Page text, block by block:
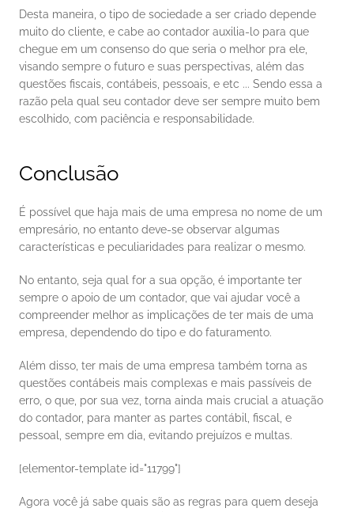
Desta maneira, o tipo de sociedade a ser criado depende
muito do cliente, e cabe ao contador auxilia-lo para que
chegue em um consenso do que seria o melhor pra ele,
visando sempre o futuro e suas perspectivas, além das
questões fiscais, contábeis, pessoais, e etc ... Sendo essa a
razão pela qual seu contador deve ser sempre muito bem
escolhido, com paciência e responsabilidade.
Conclusão
É possível que haja mais de uma empresa no nome de um
empresário, no entanto deve-se observar algumas
características e peculiaridades para realizar o mesmo.
No entanto, seja qual for a sua opção, é importante ter
sempre o apoio de um contador, que vai ajudar você a
compreender melhor as implicações de ter mais de uma
empresa, dependendo do tipo e do faturamento.
Além disso, ter mais de uma empresa também torna as
questões contábeis mais complexas e mais passíveis de
erro, o que, por sua vez, torna ainda mais crucial a atuação
do contador, para manter as partes contábil, fiscal, e
pessoal, sempre em dia, evitando prejuízos e multas.
[elementor-template id="11799"]
Agora você já sabe quais são as regras para quem deseja